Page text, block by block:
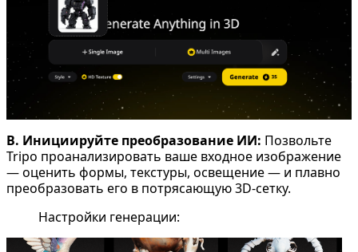
B. Инициируйте преобразование ИИ: Позвольте
Tripo проанализировать ваше входное изображение
— оценить формы, текстуры, освещение — и плавно
преобразовать его в потрясающую 3D-сетку.
Настройки генерации: